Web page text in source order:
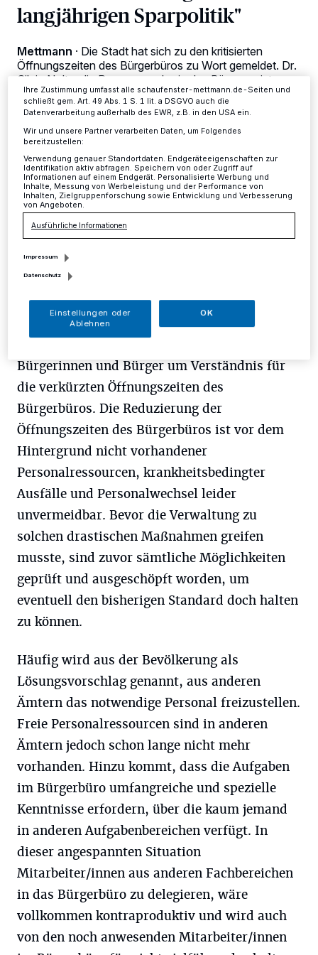
langjährigen Sparpolitik"
Mettmann · Die Stadt hat sich zu den kritisierten
Öffnungszeiten des Bürgerbüros zu Wort gemeldet. Dr.
Silvia Nolte, die Pressesprecherin des Bürgermeisters
äußert sich.
10.06.2016 , 12:16 Uhr Eine Minute Lesezeit
S
tellungnahme der Stadt zu
Öffnungszeiten des Bürgerbüros
Bürgerinnen und Bürger um Verständnis für
die verkürzten Öffnungszeiten des
Bürgerbüros. Die Reduzierung der
Öffnungszeiten des Bürgerbüros ist vor dem
Hintergrund nicht vorhandener
Personalressourcen, krankheitsbedingter
Ausfälle und Personalwechsel leider
unvermeidbar. Bevor die Verwaltung zu
solchen drastischen Maßnahmen greifen
musste, sind zuvor sämtliche Möglichkeiten
geprüft und ausgeschöpft worden, um
eventuell den bisherigen Standard doch halten
zu können.
Häufig wird aus der Bevölkerung als
Lösungsvorschlag genannt, aus anderen
Ämtern das notwendige Personal freizustellen.
Freie Personalressourcen sind in anderen
Ämtern jedoch schon lange nicht mehr
vorhanden. Hinzu kommt, dass die Aufgaben
im Bürgerbüro umfangreiche und spezielle
Kenntnisse erfordern, über die kaum jemand
in anderen Aufgabenbereichen verfügt. In
dieser angespannten Situation
Mitarbeiter/innen aus anderen Fachbereichen
in das Bürgerbüro zu delegieren, wäre
vollkommen kontraproduktiv und wird auch
von den noch anwesenden Mitarbeiter/innen
Zwecke. Wenn Tracker deaktiviert sind, sind manche Inhalte und
Anzeigen möglicherweise nicht mehr so relevant für Sie. Sie können
dieses Menü jederzeit wieder aufrufen, um Ihre Einstellungen zu
Einstellungen oder Ablehnen am unteren Rand der Webseite klicken.
Ihre Einstellungen gelten innerhalb unseres Website. Weitere
Informationen finden Sie in unserer Datenschutzerklärung.
Ihre Zustimmung umfasst alle schaufenster-mettmann.de-Seiten und
schließt gem. Art. 49 Abs. 1 S. 1 lit. a DSGVO auch die
Datenverarbeitung außerhalb des EWR, z.B. in den USA ein.
Wir und unsere Partner verarbeiten Daten, um Folgendes
bereitzustellen:
Verwendung genauer Standortdaten. Endgeräteeigenschaften zur
Identifikation aktiv abfragen. Speichern von oder Zugriff auf
Informationen auf einem Endgerät. Personalisierte Werbung und
Inhalte, Messung von Werbeleistung und der Performance von
Inhalten, Zielgruppenforschung sowie Entwicklung und Verbesserung
von Angeboten.
Ausführliche Informationen
Impressum
Datenschutz
Einstellungen oder
Ablehnen
OK